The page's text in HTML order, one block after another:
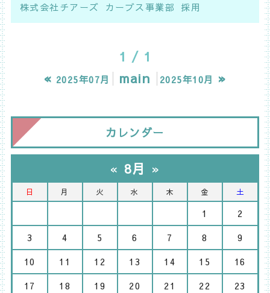
株式会社チアーズ カーブス事業部 採用
1 / 1
« 2025年07月 main 2025年10月 »
カレンダー
« 8月 »
日 月 火 水 木 金 土
1
2
3
4 5 6 7 8
9
10
11 12 13 14 15
16
17
18 19 20 21 22
23